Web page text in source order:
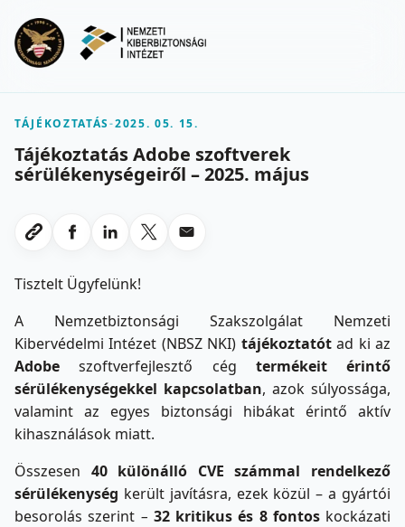
TÁJÉKOZTATÁS-2025. 05. 15.
Tájékoztatás Adobe szoftverek
sérülékenységeiről – 2025. május
Link masolasa
Megosztas Facebookon
Megosztas LinkedInen
Megosztas X-en
Megosztas emailben
Tisztelt Ügyfelünk!
A Nemzetbiztonsági Szakszolgálat Nemzeti
Kibervédelmi Intézet (NBSZ NKI) tájékoztatótad ki az
Adobe szoftverfejlesztő cég termékeit érintő
sérülékenységekkel kapcsolatban, azok súlyossága,
valamint az egyes biztonsági hibákat érintő aktív
kihasználások miatt.
Összesen 40különálló CVE számmal rendelkező
sérülékenység került javításra, ezek közül – a gyártói
besorolás szerint – 32 kritikus és 8 fontos kockázati